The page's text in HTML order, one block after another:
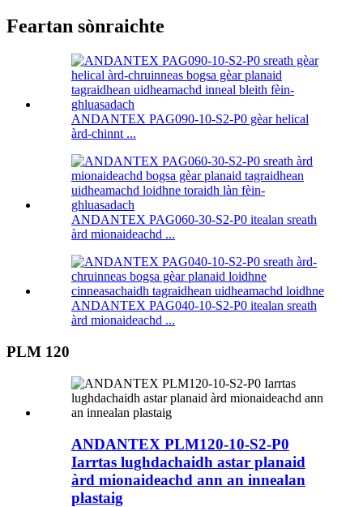
Feartan sònraichte
ANDANTEX PAG090-10-S2-P0 gèar helical
àrd-chinnt ...
ANDANTEX PAG060-30-S2-P0 itealan sreath
àrd mionaideachd ...
ANDANTEX PAG040-10-S2-P0 itealan sreath
àrd mionaideachd ...
PLM 120
ANDANTEX PLM120-10-S2-P0
Iarrtas lughdachaidh astar planaid
àrd mionaideachd ann an innealan
plastaig